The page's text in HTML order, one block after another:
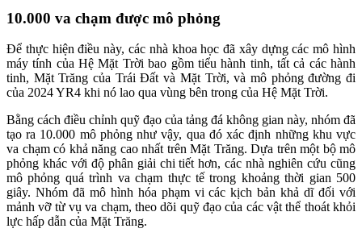
10.000 va chạm được mô phỏng
Để thực hiện điều này, các nhà khoa học đã xây dựng các mô hình
máy tính của Hệ Mặt Trời bao gồm tiểu hành tinh, tất cả các hành
tinh, Mặt Trăng của Trái Đất và Mặt Trời, và mô phỏng đường đi
của 2024 YR4 khi nó lao qua vùng bên trong của Hệ Mặt Trời.
Bằng cách điều chỉnh quỹ đạo của tảng đá không gian này, nhóm đã
tạo ra 10.000 mô phỏng như vậy, qua đó xác định những khu vực
va chạm có khả năng cao nhất trên Mặt Trăng. Dựa trên một bộ mô
phỏng khác với độ phân giải chi tiết hơn, các nhà nghiên cứu cũng
mô phỏng quá trình va chạm thực tế trong khoảng thời gian 500
giây. Nhóm đã mô hình hóa phạm vi các kịch bản khả dĩ đối với
mảnh vỡ từ vụ va chạm, theo dõi quỹ đạo của các vật thể thoát khỏi
lực hấp dẫn của Mặt Trăng.